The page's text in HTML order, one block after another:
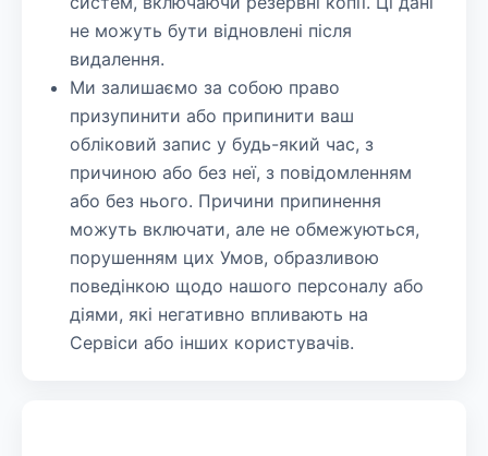
не можуть бути відновлені після
видалення.
Ми залишаємо за собою право
призупинити або припинити ваш
обліковий запис у будь-який час, з
причиною або без неї, з повідомленням
або без нього. Причини припинення
можуть включати, але не обмежуються,
порушенням цих Умов, образливою
поведінкою щодо нашого персоналу або
діями, які негативно впливають на
Сервіси або інших користувачів.